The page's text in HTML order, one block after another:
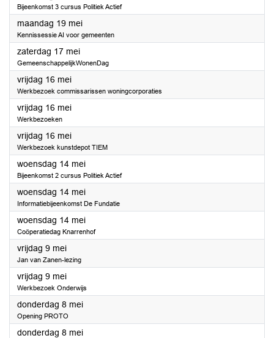
Bijeenkomst 3 cursus Politiek Actief
maandag 19 mei2025
Kennissessie AI voor gemeenten
zaterdag 17 mei2025
GemeenschappelijkWonenDag
vrijdag 16 mei2025
Werkbezoek commissarissen woningcorporaties
vrijdag 16 mei2025
Werkbezoeken
vrijdag 16 mei2025
Werkbezoek kunstdepot TIEM
woensdag 14 mei2025
Bijeenkomst 2 cursus Politiek Actief
woensdag 14 mei2025
Informatiebijeenkomst De Fundatie
woensdag 14 mei2025
Coöperatiedag Knarrenhof
vrijdag 9 mei2025
Jan van Zanen-lezing
vrijdag 9 mei2025
Werkbezoek Onderwijs
donderdag 8 mei2025
Opening PROTO
donderdag 8 mei2025